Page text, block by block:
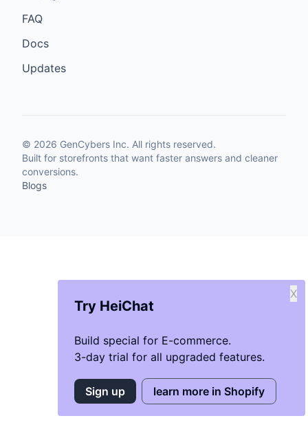
Try HeiChat
Build special for E-commerce.
3-day trial for all upgraded features.
X
Sign up learn more in Shopify
FAQ
Docs
Updates
© 2026 GenCybers Inc. All rights reserved.
Built for storefronts that want faster answers and cleaner
conversions.
Blogs